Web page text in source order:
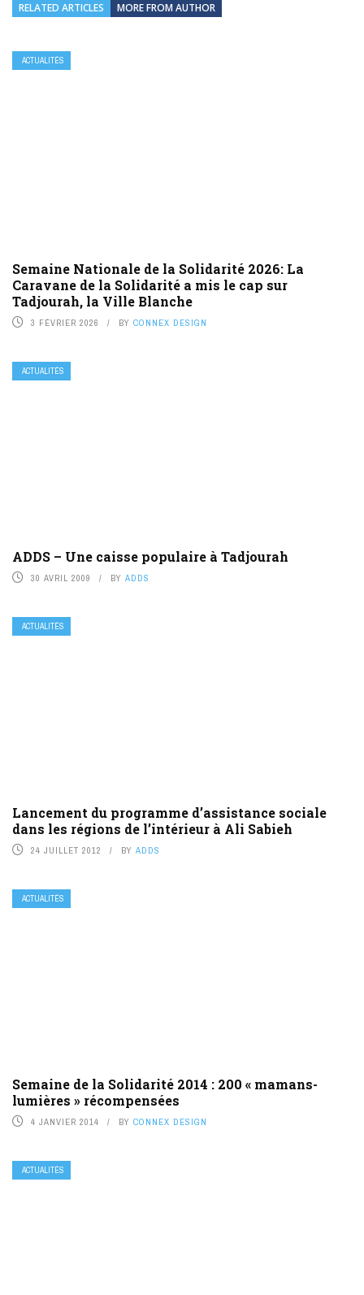
RELATED ARTICLES MORE FROM AUTHOR
ACTUALITÉS
Semaine Nationale de la Solidarité 2026: La
Caravane de la Solidarité a mis le cap sur
Tadjourah, la Ville Blanche
3 FÉVRIER 2026 BY CONNEX DESIGN
ACTUALITÉS
ADDS – Une caisse populaire à Tadjourah
30 AVRIL 2009 BY ADDS
ACTUALITÉS
Lancement du programme d’assistance sociale
dans les régions de l’intérieur à Ali Sabieh
24 JUILLET 2012 BY ADDS
ACTUALITÉS
Semaine de la Solidarité 2014 : 200 « mamans-
lumières » récompensées
4 JANVIER 2014 BY CONNEX DESIGN
ACTUALITÉS